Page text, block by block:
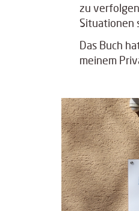
zu
Situationen
Das Buch
meinem